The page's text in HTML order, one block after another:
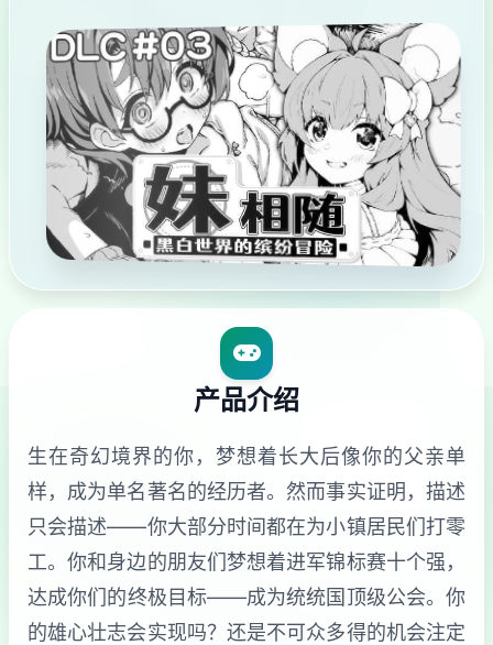
产品介绍
生在奇幻境界的你，梦想着长大后像你的父亲单
样，成为单名著名的经历者。然而事实证明，描述
只会描述——你大部分时间都在为小镇居民们打零
工。你和身边的朋友们梦想着进军锦标赛十个强，
达成你们的终极目标——成为统统国顶级公会。你
的雄心壮志会实现吗？还是不可众多得的机会注定